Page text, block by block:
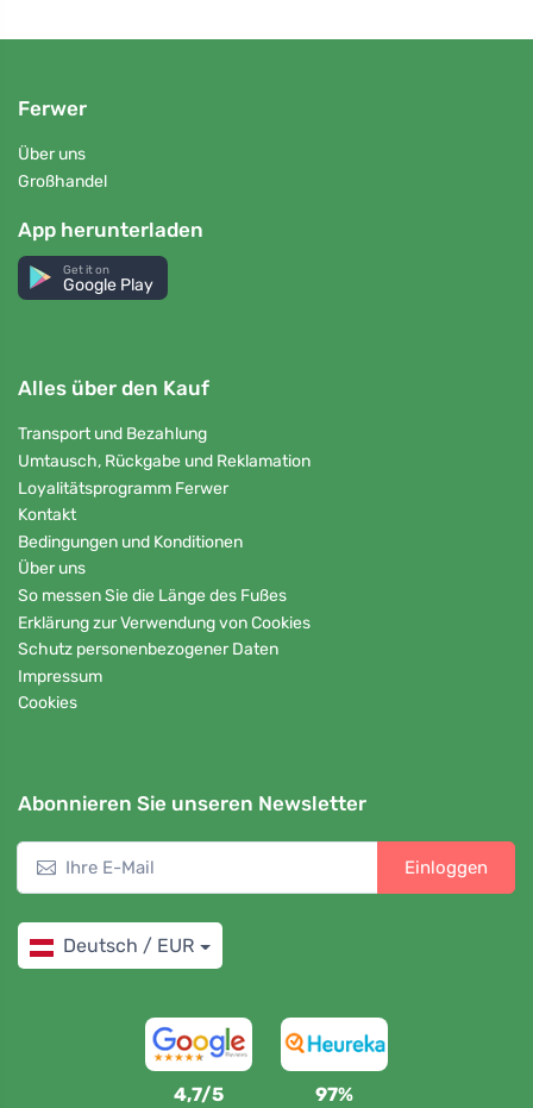
Ferwer
Über uns
Großhandel
App herunterladen
Get it on
Google Play
Alles über den Kauf
Transport und Bezahlung
Umtausch, Rückgabe und Reklamation
Loyalitätsprogramm Ferwer
Kontakt
Bedingungen und Konditionen
Über uns
So messen Sie die Länge des Fußes
Erklärung zur Verwendung von Cookies
Schutz personenbezogener Daten
Impressum
Cookies
Abonnieren Sie unseren Newsletter
Einloggen
Deutsch / EUR
4,7/5 97%